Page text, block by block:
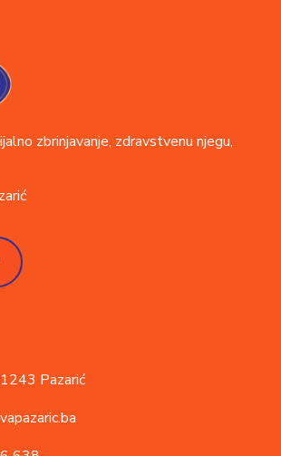
zbrinjavanje, zdravstvenu njegu,
Pazarić